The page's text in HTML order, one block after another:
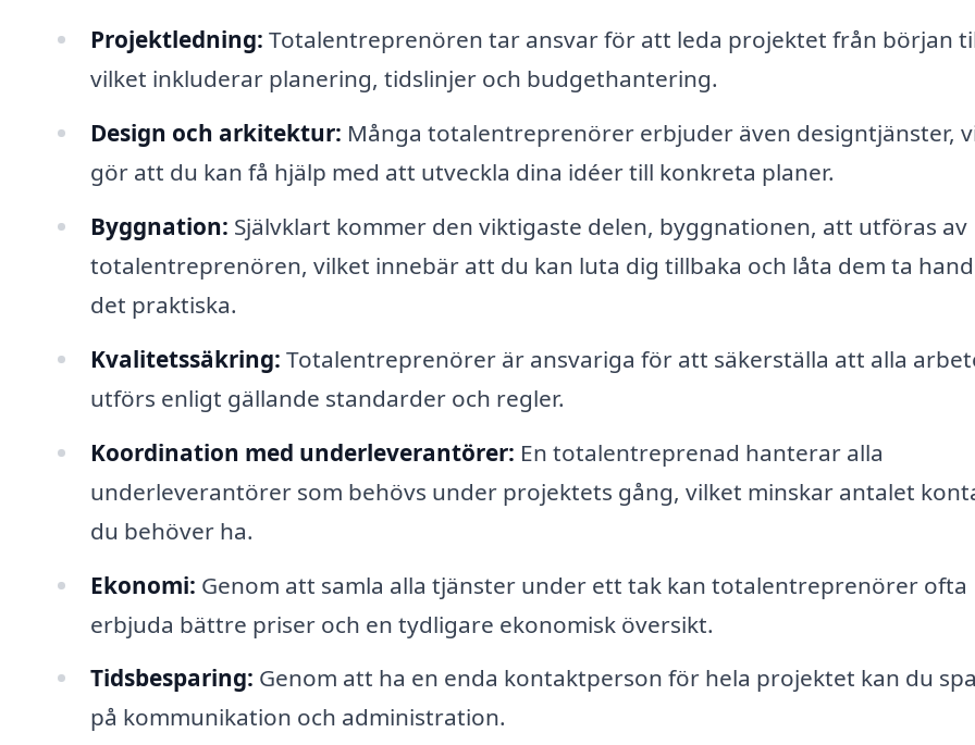
Projektledning: Totalentreprenören tar ansvar för att leda projektet från början
vilket inkluderar planering, tidslinjer och budgethantering.
Design och arkitektur: Många totalentreprenörer erbjuder även designtjänster,
gör att du kan få hjälp med att utveckla dina idéer till konkreta planer.
Byggnation: Självklart kommer den viktigaste delen, byggnationen, att utföras av
totalentreprenören, vilket innebär att du kan luta dig tillbaka och låta dem ta
det praktiska.
Kvalitetssäkring: Totalentreprenörer är ansvariga för att säkerställa att alla
utförs enligt gällande standarder och regler.
Koordination med underleverantörer: En totalentreprenad hanterar alla
underleverantörer som behövs under projektets gång, vilket minskar antalet
du behöver ha.
Ekonomi: Genom att samla alla tjänster under ett tak kan totalentreprenörer ofta
erbjuda bättre priser och en tydligare ekonomisk översikt.
Tidsbesparing: Genom att ha en enda kontaktperson för hela projektet kan du
på kommunikation och administration.